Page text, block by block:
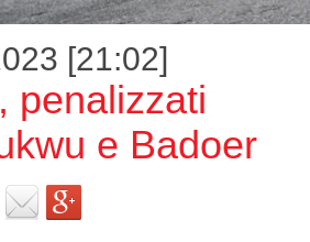
[21:02]
penalizzati
e Badoer